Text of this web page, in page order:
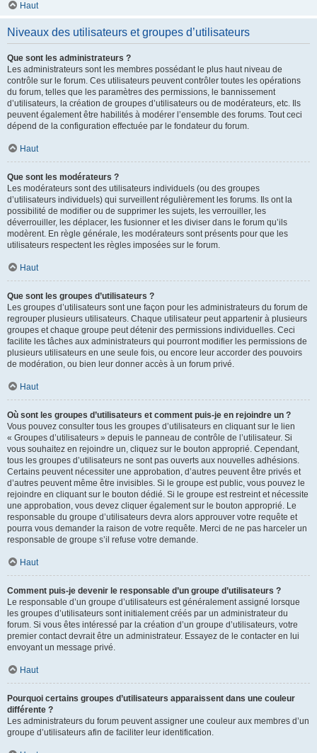
Haut
Niveaux des utilisateurs et groupes d’utilisateurs
Que sont les administrateurs ?
Les administrateurs sont les membres possédant le plus haut niveau de
contrôle sur le forum. Ces utilisateurs peuvent contrôler toutes les opérations
du forum, telles que les paramètres des permissions, le bannissement
d’utilisateurs, la création de groupes d’utilisateurs ou de modérateurs, etc. Ils
peuvent également être habilités à modérer l’ensemble des forums. Tout ceci
dépend de la configuration effectuée par le fondateur du forum.
Haut
Que sont les modérateurs ?
Les modérateurs sont des utilisateurs individuels (ou des groupes
d’utilisateurs individuels) qui surveillent régulièrement les forums. Ils ont la
possibilité de modifier ou de supprimer les sujets, les verrouiller, les
déverrouiller, les déplacer, les fusionner et les diviser dans le forum qu’ils
modèrent. En règle générale, les modérateurs sont présents pour que les
utilisateurs respectent les règles imposées sur le forum.
Haut
Que sont les groupes d’utilisateurs ?
Les groupes d’utilisateurs sont une façon pour les administrateurs du forum de
regrouper plusieurs utilisateurs. Chaque utilisateur peut appartenir à plusieurs
groupes et chaque groupe peut détenir des permissions individuelles. Ceci
facilite les tâches aux administrateurs qui pourront modifier les permissions de
plusieurs utilisateurs en une seule fois, ou encore leur accorder des pouvoirs
de modération, ou bien leur donner accès à un forum privé.
Haut
Où sont les groupes d’utilisateurs et comment puis-je en rejoindre un ?
Vous pouvez consulter tous les groupes d’utilisateurs en cliquant sur le lien
« Groupes d’utilisateurs » depuis le panneau de contrôle de l’utilisateur. Si
vous souhaitez en rejoindre un, cliquez sur le bouton approprié. Cependant,
tous les groupes d’utilisateurs ne sont pas ouverts aux nouvelles adhésions.
Certains peuvent nécessiter une approbation, d’autres peuvent être privés et
d’autres peuvent même être invisibles. Si le groupe est public, vous pouvez le
rejoindre en cliquant sur le bouton dédié. Si le groupe est restreint et nécessite
une approbation, vous devez cliquer également sur le bouton approprié. Le
responsable du groupe d’utilisateurs devra alors approuver votre requête et
pourra vous demander la raison de votre requête. Merci de ne pas harceler un
responsable de groupe s’il refuse votre demande.
Haut
Comment puis-je devenir le responsable d’un groupe d’utilisateurs ?
Le responsable d’un groupe d’utilisateurs est généralement assigné lorsque
les groupes d’utilisateurs sont initialement créés par un administrateur du
forum. Si vous êtes intéressé par la création d’un groupe d’utilisateurs, votre
premier contact devrait être un administrateur. Essayez de le contacter en lui
envoyant un message privé.
Haut
Pourquoi certains groupes d’utilisateurs apparaissent dans une couleur
différente ?
Les administrateurs du forum peuvent assigner une couleur aux membres d’un
groupe d’utilisateurs afin de faciliter leur identification.